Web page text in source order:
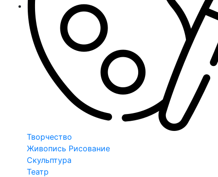
Творчество
Живопись Рисование
Скульптура
Театр